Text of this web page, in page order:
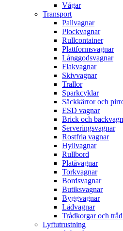
Vågar
Transport
Pallvagnar
Plockvagnar
Rullcontainer
Plattformsvagnar
Långgodsvagnar
Flakvagnar
Skivvagnar
Trallor
Sparkcyklar
Säckkärror och
ESD vagnar
Brick och
Serveringsvagnar
Rostfria vagnar
Hyllvagnar
Rullbord
Platåvagnar
Torkvagnar
Bordsvagnar
Butiksvagnar
Byggvagnar
Lådvagnar
Trådkorgar och
Lyftutrustning